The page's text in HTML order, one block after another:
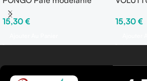
Mate 100 ml – Fix ●●●●○
15,30 €
ml –
15,30 €